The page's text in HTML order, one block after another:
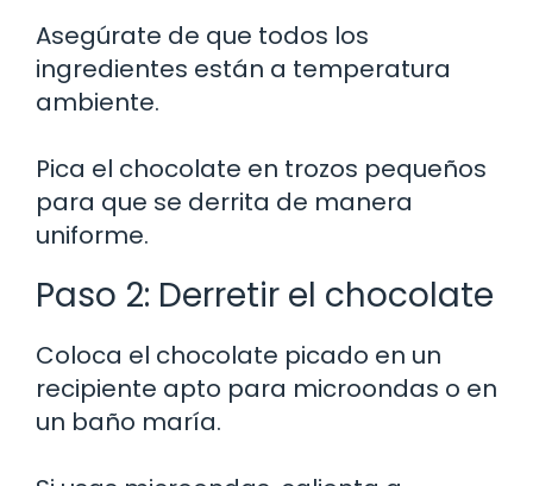
Asegúrate de que todos los
ingredientes están a temperatura
ambiente.
Pica el chocolate en trozos pequeños
para que se derrita de manera
uniforme.
Paso 2: Derretir el chocolate
Coloca el chocolate picado en un
recipiente apto para microondas o en
un baño maría.